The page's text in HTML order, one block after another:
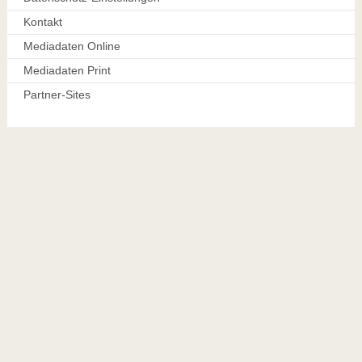
Kontakt
Mediadaten Online
Mediadaten Print
Partner-Sites